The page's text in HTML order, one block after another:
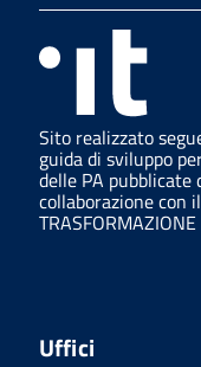
Sito realizzato
guida di sviluppo
delle PA pubblicate
collaborazione con
TRASFORMAZIONE
Uffici